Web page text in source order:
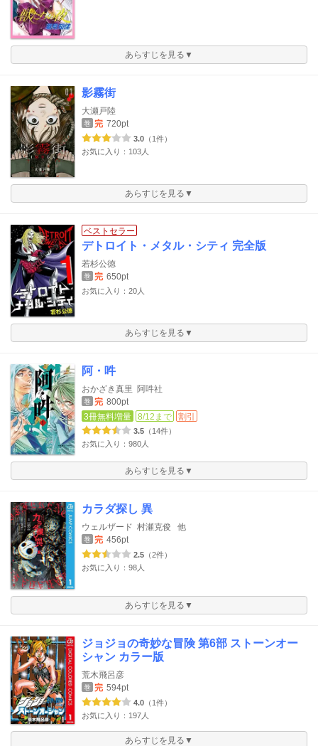
あらすじを見る▼
影霧街
大瀬戸陸
巻 完 720pt
3.0 （1件）
お気に入り：103人
あらすじを見る▼
ベストセラー
デトロイト・メタル・シティ 完全版
若杉公徳
巻 完 650pt
お気に入り：20人
あらすじを見る▼
阿・吽
おかざき真里 阿吽社
巻 完 800pt
3冊無料増量
8/12まで 割引
3.5 （14件）
お気に入り：980人
あらすじを見る▼
カラダ探し 異
ウェルザード 村瀬克俊 他
巻 完 456pt
2.5 （2件）
お気に入り：98人
あらすじを見る▼
ジョジョの奇妙な冒険 第6部 ストーンオー
シャン カラー版
荒木飛呂彦
巻 完 594pt
4.0 （1件）
お気に入り：197人
あらすじを見る▼